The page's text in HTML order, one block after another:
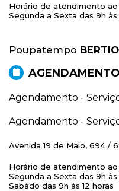
Horário de atendimento ao
Segunda a Sexta das 9h às
Poupatempo
AGENDAMENTO
Agendamento -
Agendamento -
Avenida 19 de Maio, 694 /
Horário de atendimento ao
Segunda a Sexta das 9h às
Sabádo das 9h às 12 horas